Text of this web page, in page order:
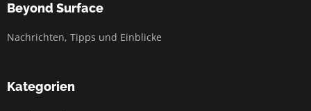
Beyond Surface
Nachrichten, Tipps und Einblicke
Kategorien